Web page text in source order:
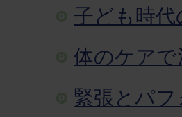
子ども時代
体のケア
緊張とパ